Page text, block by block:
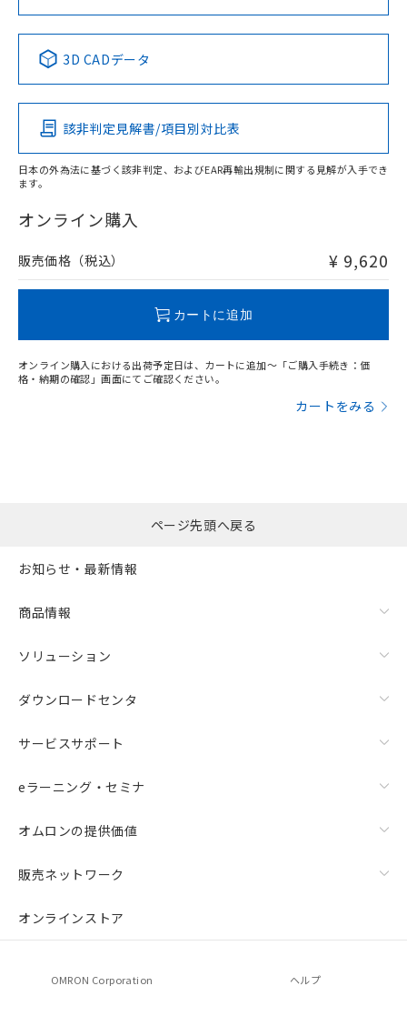
上、n: 24mm以上
検出領域
Pb Hg Cd Cr(VI)
O
在庫等で未対応品が混在する可能性があります。
問い合わせください。
No No No No
この製品の規格認証/適合状況ページへ
その他の認証はこちらのページからご検索ください
3D CADデータ
該非判定見解書/項目別対比表
日本の外為法に基づく該非判定、およびEAR再輸出規制に関する見解が入手でき
ます。
オンライン購入
販売価格（税込） ¥ 9,620
カートに追加
オンライン購入における出荷予定日は、カートに追加～「ご購入手続き：価
格・納期の確認」画面にてご確認ください。
カートをみる
ページ先頭へ戻る
お知らせ・最新情報
商品情報
ソリューション
ダウンロードセンタ
サービスサポート
eラーニング・セミナ
オムロンの提供価値
販売ネットワーク
オンラインストア
OMRON Corporation ヘルプ